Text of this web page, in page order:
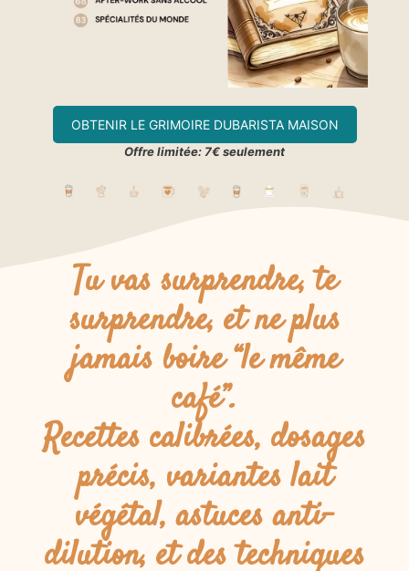
OBTENIR LE GRIMOIRE DUBARISTA MAISON
Offre limitée: 7€ seulement
Tu vas surprendre, te
surprendre, et ne plus
jamais boire “le même
café”.
Recettes calibrées, dosages
précis, variantes lait
végétal, astuces anti-
dilution, et des techniques